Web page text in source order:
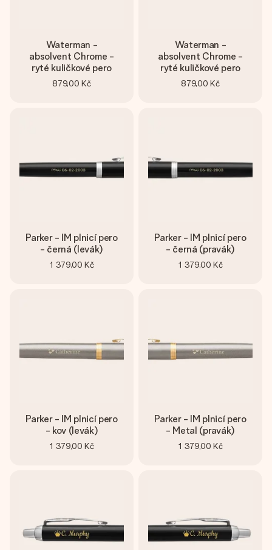
Waterman -
absolvent Chrome -
ryté kuličkové pero
879,00 Kč
Waterman -
absolvent Chrome -
ryté kuličkové pero
879,00 Kč
Parker - IM plnicí pero
- černá (levák)
1 379,00 Kč
Parker - IM plnicí pero
- černá (pravák)
1 379,00 Kč
Parker - IM plnicí pero
- kov (levák)
1 379,00 Kč
Parker - IM plnicí pero
- Metal (pravák)
1 379,00 Kč